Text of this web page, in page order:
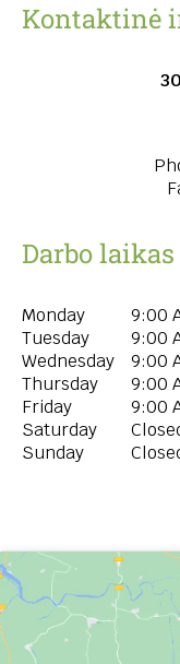
Kontaktinė
Darbo laikas
Monday
9:00
Tuesday
9:00
Wednesday
9:00
Thursday
9:00
Friday
9:00
Saturday
Sunday